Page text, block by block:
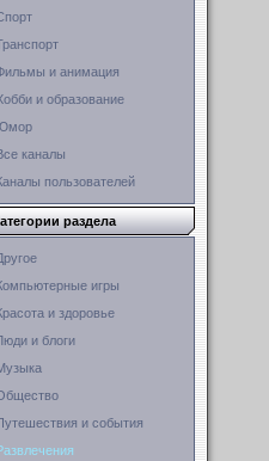
и анимация
и образование
каналы
пользователей
раздела
игры
и здоровье
и блоги
и события